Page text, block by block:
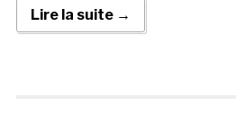
Lire la suite →